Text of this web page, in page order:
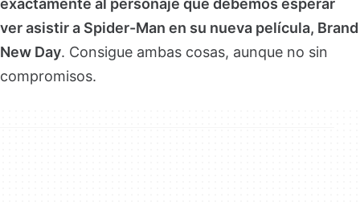
exactamente al personaje que debemos esperar
ver asistir a Spider-Man en su nueva película, Brand
New Day. Consigue ambas cosas, aunque no sin
compromisos.